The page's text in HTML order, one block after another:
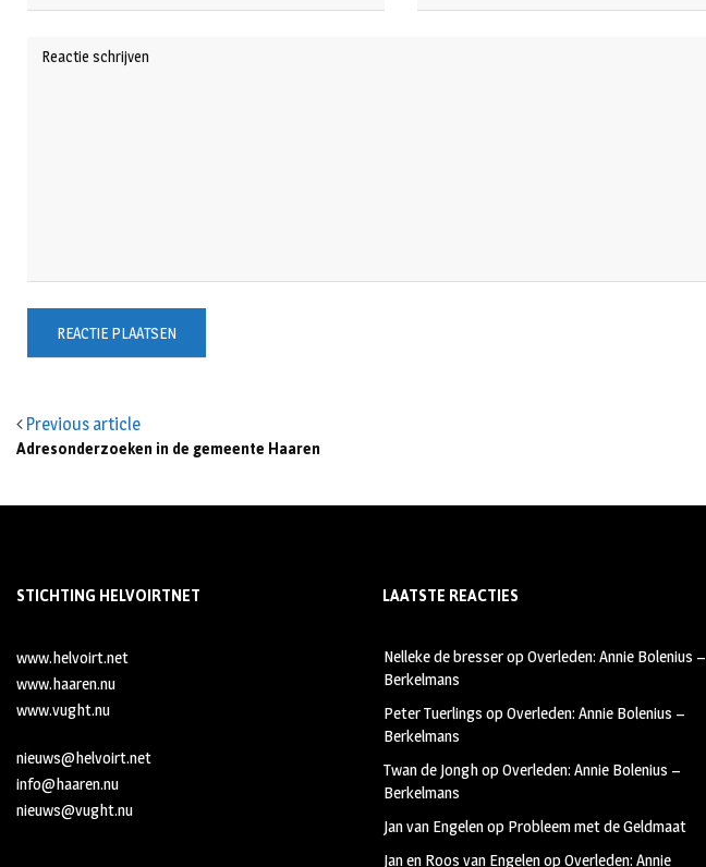
Previous article
Adresonderzoeken in de gemeente Haaren
STICHTING HELVOIRTNET
www.helvoirt.net
www.haaren.nu
www.vught.nu
nieuws@helvoirt.net
info@haaren.nu
nieuws@vught.nu
LAATSTE REACTIES
Nelleke de bresseropOverleden: Annie Bolenius –
Berkelmans
Peter Tuerlings opOverleden: Annie Bolenius –
Berkelmans
Twan de JonghopOverleden: Annie Bolenius –
Berkelmans
Jan van Engelenop Probleem met de Geldmaat
Jan en Roos van EngelenopOverleden: Annie